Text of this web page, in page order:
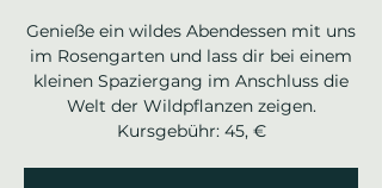
Genieße ein wildes Abendessen mit uns
im Rosengarten und lass dir bei einem
kleinen Spaziergang im Anschluss die
Welt der Wildpflanzen zeigen.
Kursgebühr: 45, €